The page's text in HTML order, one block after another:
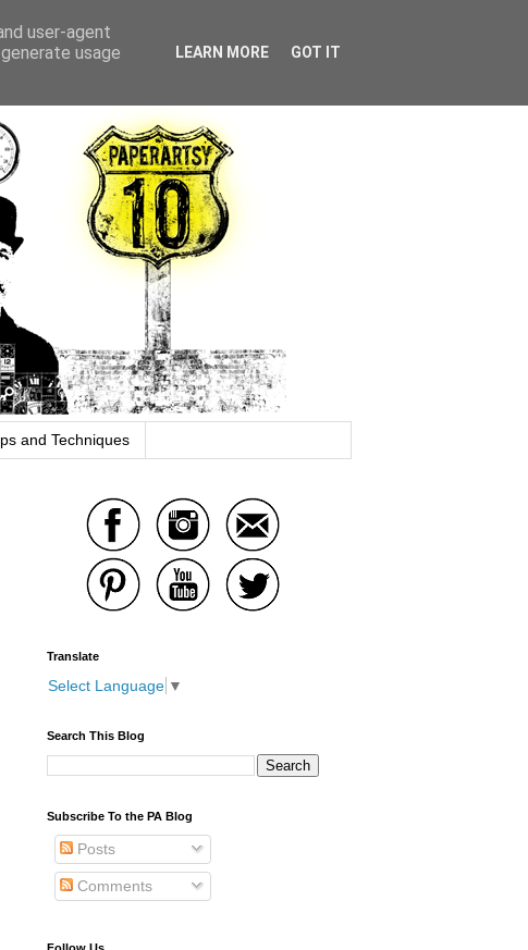
and Techniques
Translate
Select Language ▼
Search This Blog
Subscribe To the PA Blog
Posts
Comments
Follow Us
user-agent
usage
LEARN MORE GOT IT